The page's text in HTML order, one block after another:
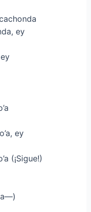
ey
ey
(¡Sigue!)